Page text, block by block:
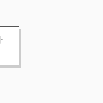
.